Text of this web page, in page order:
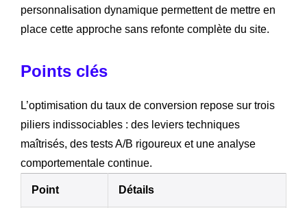
personnalisation dynamique permettent de mettre en
place cette approche sans refonte complète du site.
Points clés
L’optimisation du taux de conversion repose sur trois
piliers indissociables : des leviers techniques
maîtrisés, des tests A/B rigoureux et une analyse
comportementale continue.
Point Détails